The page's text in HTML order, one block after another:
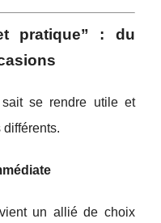
pratique” : du
se rendre utile et
un allié de choix